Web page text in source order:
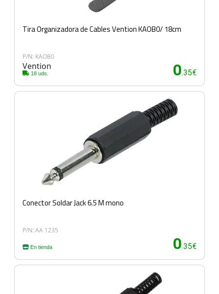
Tira Organizadora de Cables Vention KAOB0/ 18cm
P/N: KAOB0
Vention
18 uds. 0.35€
Conector Soldar Jack 6.5 M mono
P/N: AA 1235
En tienda 0.35€